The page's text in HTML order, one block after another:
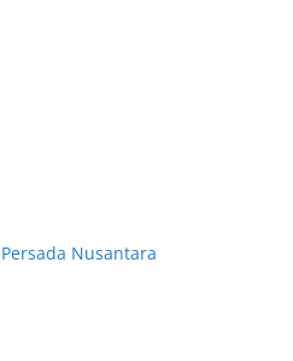
Nusantara